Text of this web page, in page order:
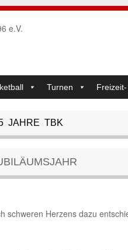
Turnen
JAHRE TBK
schweren Herzens dazu